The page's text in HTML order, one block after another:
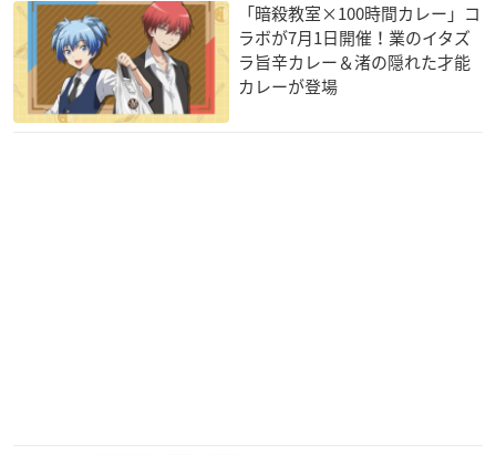
「暗殺教室×100時間カレー」コ
ラボが7月1日開催！業のイタズ
ラ旨辛カレー＆渚の隠れた才能
カレーが登場